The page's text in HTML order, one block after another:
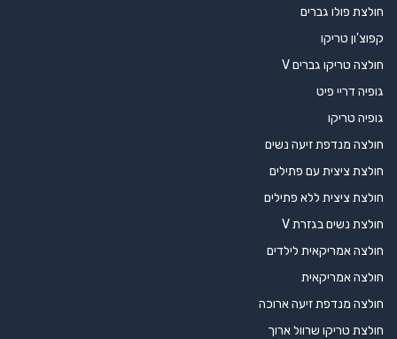
חולצת פולו גברים
קפוצ'ון טריקו
חולצה טריקו גברים V
גופיה דריי פיט
גופיה טריקו
חולצה מנדפת זיעה נשים
חולצת ציצית עם פתילים
חולצת ציצית ללא פתילים
חולצת נשים בגזרת V
חולצה אמריקאית לילדים
חולצה אמריקאית
חולצה מנדפת זיעה ארוכה
חולצת טריקו שרוול ארוך